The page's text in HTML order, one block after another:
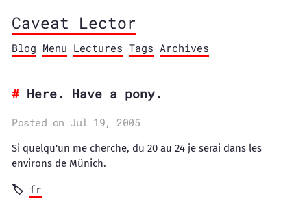
Caveat Lector
Blog Menu Lectures Tags Archives
Here. Have a pony.
Posted on Jul 19, 2005
Si quelqu'un me cherche, du 20 au 24 je serai dans les
environs de Münich.
fr